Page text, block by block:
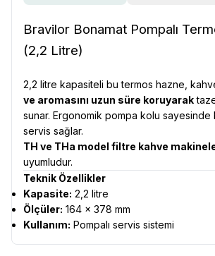
Bravilor Bonamat Pompalı
(2,2 Litre)
2,2 litre kapasiteli bu termos hazne,
ve aromasını uzun süre koruyarak
sunar. Ergonomik pompa kolu sayesinde
servis sağlar.
TH ve THa model filtre kahve
uyumludur.
Teknik Özellikler
Kapasite: 2,2 litre
Ölçüler: 164 × 378 mm
Kullanım: Pompalı servis sistemi